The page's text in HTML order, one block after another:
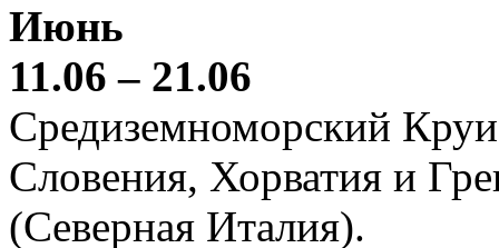
Июнь
11.06 – 21.06
Средиземноморский
Словения, Хорватия и
(Северная Италия).